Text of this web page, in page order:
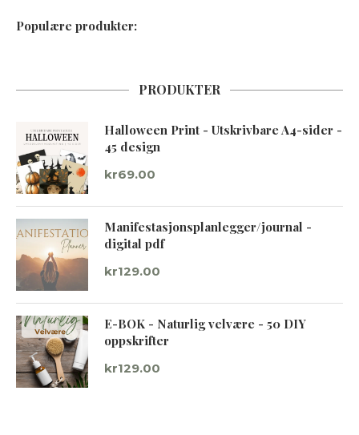
Populære produkter:
PRODUKTER
Halloween Print - Utskrivbare A4-sider -
45 design
kr69.00
Manifestasjonsplanlegger/journal -
digital pdf
kr129.00
E-BOK - Naturlig velvære - 50 DIY
oppskrifter
kr129.00